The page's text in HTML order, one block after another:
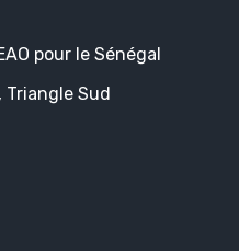
pour le Sénégal
Triangle Sud